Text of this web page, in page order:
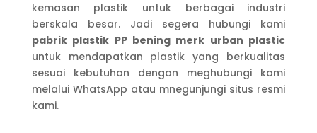
kemasan plastik untuk berbagai industri
berskala besar. Jadi segera hubungi kami
pabrik plastik PP bening merk urban plastic
untuk mendapatkan plastik yang berkualitas
sesuai kebutuhan dengan meghubungi kami
melalui WhatsApp atau mnegunjungi situs resmi
kami.